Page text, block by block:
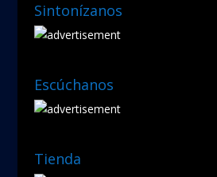
Sintonízanos
Escúchanos
Tienda